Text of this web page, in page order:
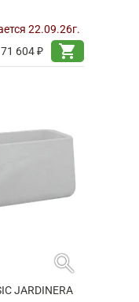
22.09.26г.
71 604 ₽
shopping_cart
search
JARDINERA